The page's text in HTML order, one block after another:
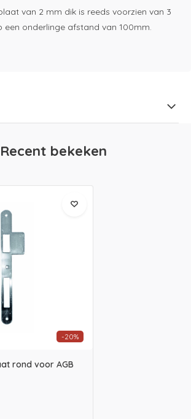
van 2 mm dik is reeds voorzien van 3
onderlinge afstand van 100mm.
Recent bekeken
-20%
rond voor AGB